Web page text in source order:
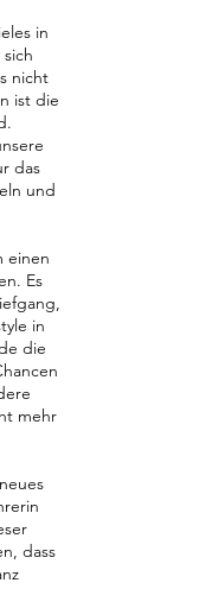
in
nicht
ist die
das
und
einen
Es
in
die
mehr
dass